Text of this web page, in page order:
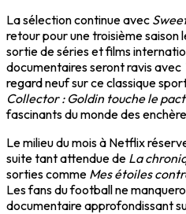
La sélection continue avec
retour pour une troisième saison
sortie de séries et films
documentaires seront ravis avec
regard neuf sur ce classique
Collector : Goldin touche le
fascinants du monde des
Le milieu du mois à Netflix
suite tant attendue de La
sorties comme Mes étoiles
Les fans du football ne
documentaire approfondissant